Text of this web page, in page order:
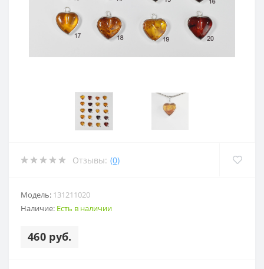
Отзывы: (0)
Модель: 131211020
Наличие: Есть в наличии
460 руб.